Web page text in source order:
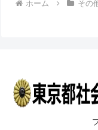
ホーム その